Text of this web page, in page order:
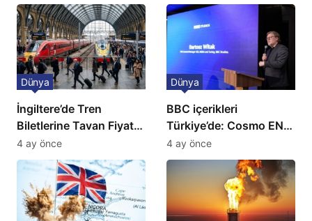
açıklama!
İngiltere’de Tren
Biletlerine Tavan Fiyat:
Ulaşımda Yeni
Düzenleme
Dünya
4 ay önce
BBC içerikleri
Türkiye’de: Cosmo EN
ve BBC Player yayında
Dünya
4 ay önce